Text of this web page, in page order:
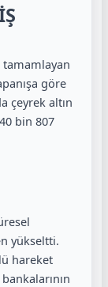
tamamlayan
göre
çeyrek altın
bin 807
yükseltti.
hareket